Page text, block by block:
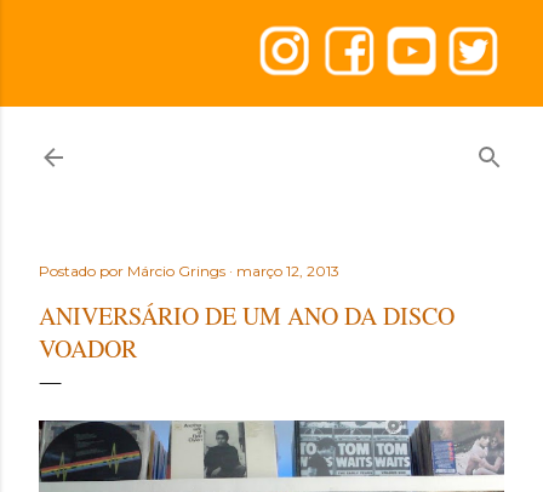
Postado por Márcio Grings março 12, 2013
ANIVERSÁRIO DE UM ANO DA DISCO
VOADOR